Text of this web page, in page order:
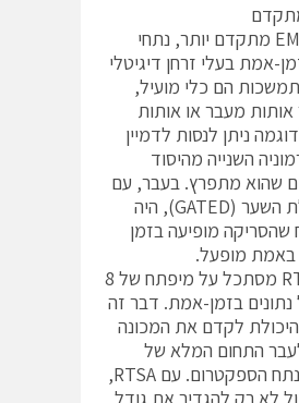
לשם אבחון EMI מתקדם יותר, נתחי
אמת בעלי זרחן דיגיטלי
הם כלי מועיל,
אותות מעבר או אותות
ניתן לנסות לדמיין
השנייה מהיסוד
שהוא מתפרץ. בעבר, עם
הסריקה בעלת השער (GATED), היה
שהסריקה מופיעה בזמן
באמת מופעל.
באיור 7, RTSA מסתכל על מיפתח של 8
נתונים בזמן-אמת. דבר זה
לקדם את המכונה
התחום המלא של
כיוונונים של נתח הספקטרום. עם RTSA,
לא רק להגדיר את גודל